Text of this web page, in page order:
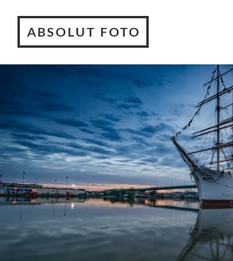
ABSOLUT FOTO